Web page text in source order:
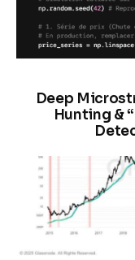
Deep
Hunting &